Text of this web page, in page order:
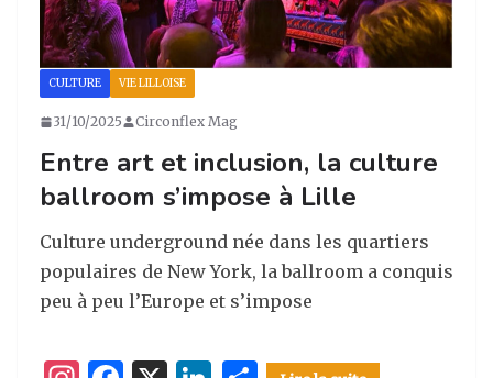
CULTURE VIE LILLOISE
31/10/2025 Circonflex Mag
Entre art et inclusion, la culture
ballroom s’impose à Lille
Culture underground née dans les quartiers
populaires de New York, la ballroom a conquis
peu à peu l’Europe et s’impose